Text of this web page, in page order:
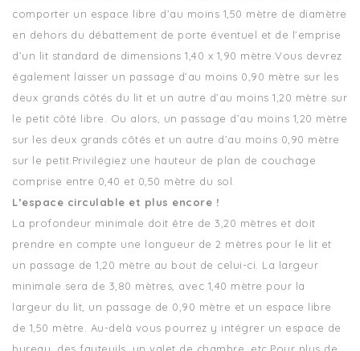
comporter un espace libre d’au moins 1,50 mètre de diamètre
en dehors du débattement de porte éventuel et de l’emprise
d’un lit standard de dimensions 1,40 x 1,90 mètre.Vous devrez
également laisser un passage d’au moins 0,90 mètre sur les
deux grands côtés du lit et un autre d’au moins 1,20 mètre sur
le petit côté libre. Ou alors, un passage d’au moins 1,20 mètre
sur les deux grands côtés et un autre d’au moins 0,90 mètre
sur le petit.Privilégiez une hauteur de plan de couchage
comprise entre 0,40 et 0,50 mètre du sol.
L’espace circulable et plus encore !
La profondeur minimale doit être de 3,20 mètres et doit
prendre en compte une longueur de 2 mètres pour le lit et
un passage de 1,20 mètre au bout de celui-ci. La largeur
minimale sera de 3,80 mètres, avec 1,40 mètre pour la
largeur du lit, un passage de 0,90 mètre et un espace libre
de 1,50 mètre. Au-delà vous pourrez y intégrer un espace de